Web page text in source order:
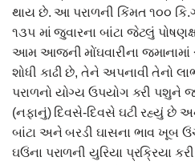
થાય છે. આ પરાળની કિંમત ૧૦૦
૧૩૫ માં જુવારના બાંટા જેટલું
આમ આજની મોંઘવારીના જમાનામાં
શોધી કાઢી છે, તેને અપનાવી
પરાળનો યોગ્ય ઉપયોગ કરી પશુને
(નફાનું) દિવસે-દિવસે ઘટી રહ્યું છે
બાંટા અને બરડી ઘાસના ભાવ ખૂબ
ઘઉંના પરાળની યુરિયા પ્રક્રિયા